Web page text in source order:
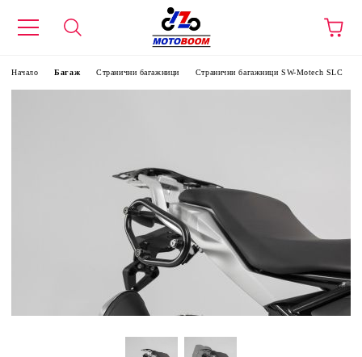
Начало Багаж Странични багажници Странични багажници SW-Motech SLC